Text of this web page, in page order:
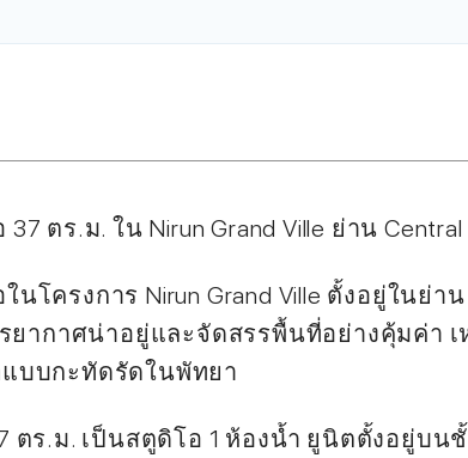
ตร.ม. ใน Nirun Grand Ville ย่าน Central
โครงการ Nirun Grand Ville ตั้งอยู่ในย่าน
ยากาศน่าอยู่และจัดสรรพื้นที่อย่างคุ้มค่า
บบกะทัดรัดในพัทยา
ตร.ม. เป็นสตูดิโอ 1 ห้องน้ำ ยูนิตตั้งอยู่บนชั้